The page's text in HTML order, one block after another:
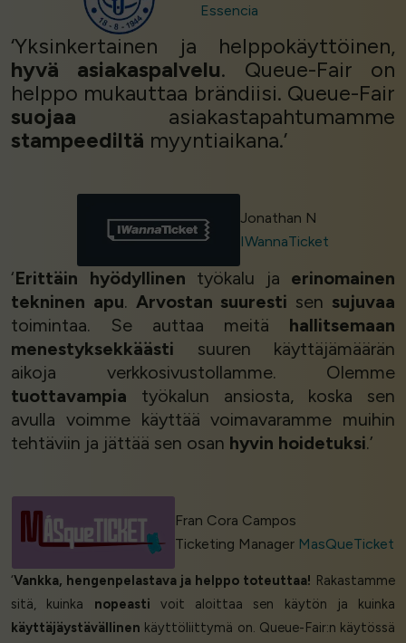
Essencia
‘Yksinkertainen ja helppokäyttöinen,
hyvä asiakaspalvelu. Queue-Fair on
helppo mukauttaa brändiisi. Queue-Fair
suojaa asiakastapahtumamme
stampeediltä myyntiaikana.’
Jonathan N
IWannaTicket
‘Erittäin hyödyllinen työkalu ja erinomainen
tekninen apu. Arvostan suuresti sen sujuvaa
toimintaa. Se auttaa meitä hallitsemaan
menestyksekkäästi suuren käyttäjämäärän
aikoja verkkosivustollamme. Olemme
tuottavampia työkalun ansiosta, koska sen
avulla voimme käyttää voimavaramme muihin
tehtäviin ja jättää sen osan hyvin hoidetuksi.’
Fran Cora Campos
Ticketing Manager MasQueTicket
‘Vankka, hengenpelastava ja helppo toteuttaa! Rakastamme
sitä, kuinka nopeasti voit aloittaa sen käytön ja kuinka
käyttäjäystävällinen käyttöliittymä on. Queue-Fair:n käytössä